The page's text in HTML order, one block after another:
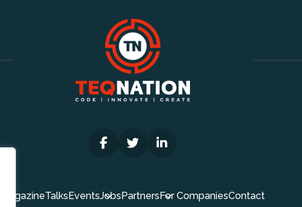
MagazineTalksEventsJobsPartnersFor CompaniesContact